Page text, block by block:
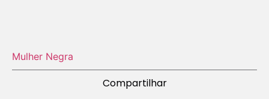
Mulher Negra
Compartilhar